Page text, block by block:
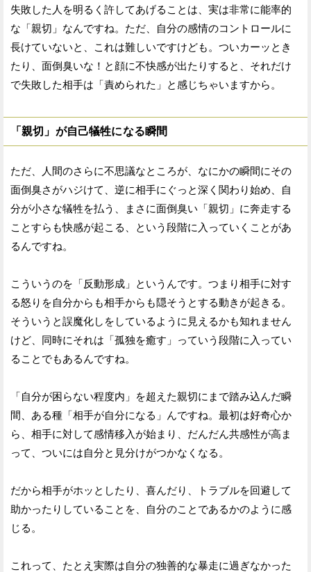
失敗した人を明るく許してあげることは、実は非常に能率的
な「親切」なんですね。ただ、自分の感情のコントロールに
長けていないと、これは難しいですけども。ついカーッとき
たり、面倒臭いな！と顔に不快感が出たりすると、それだけ
で失敗した相手は「責められた」と感じちゃいますから。
「親切」が自己犠牲になる瞬間
ただ、人間のさらに不思議なところが、なにかの瞬間にその
面倒臭さがハジけて、逆に相手にぐっと深く関わり始め、自
分が小さな犠牲を払う、まさに面倒臭い「親切」に奔走する
ことすらも快感が起こる、という段階に入っていくことがあ
るんですね。
こういうのを「反動形成」というんです。つまり相手に対す
る怒りを自分からも相手からも隠そうとする動きが起きる。
そういうと誤魔化しをしているように見えるかも知れません
けど、同時にそれは「孤独を癒す」っていう段階に入ってい
ることでもあるんですね。
「自分が困らない程度内」を超えた親切にまで踏み込んだ瞬
間、ある種「相手が自分になる」んですね。最初は好奇心か
ら、相手に対して感情移入が始まり、だんだん共感性が高ま
って、ついには自分と見分けがつかなくなる。
だから相手がホッとしたり、喜んだり、トラブルを回避して
助かったりしていることを、自分のことであるかのように感
じる。
これって、たとえ実際は自分の独善的な暴走に過ぎなかった